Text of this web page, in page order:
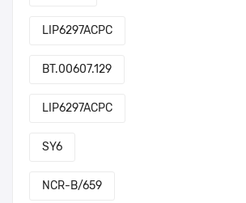
LIP6297ACPC
BT.00607.129
LIP6297ACPC
SY6
NCR-B/659